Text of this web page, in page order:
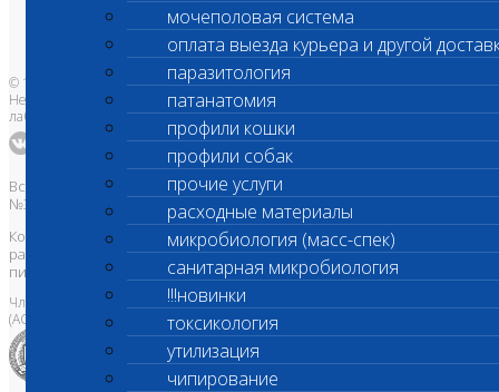
мочеполовая система
оплата выезда курьера и другой
паразитология
патанатомия
профили кошки
профили собак
прочие услуги
расходные материалы
микробиология (масс-спек)
санитарная микробиология
!!!новинки
токсикология
утилизация
чипирование
Банк донорской крови
Адреса лабораторий
© 1996-2026
Независимая ветеринарная
лаборатория Шанс Био
Все права защищены и охраняются законом. Товарный знак
№395740 от 2008 г. ООО "ШАНС БИО"
Копирование, тиражирование, а также использование материалов,
размещенных на сайтеwww.vetlab.ruвозможно только с
письменного разрешения Правообладателя
Член Национальной ветеринарной палаты
(АСРО НВП)